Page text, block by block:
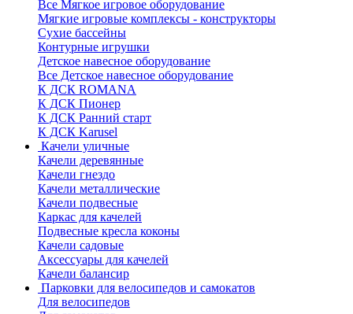
Все Мягкое игровое оборудование
Мягкие игровые комплексы - конструкторы
Сухие бассейны
Контурные игрушки
Детское навесное оборудование
Все Детское навесное оборудование
К ДСК ROMANA
К ДСК Пионер
К ДСК Ранний старт
К ДСК Karusel
Качели уличные
Качели деревянные
Качели гнездо
Качели металлические
Качели подвесные
Каркас для качелей
Подвесные кресла коконы
Качели садовые
Аксессуары для качелей
Качели балансир
Парковки для велосипедов и самокатов
Для велосипедов